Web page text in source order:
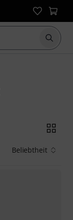
Suche
Beliebtheit